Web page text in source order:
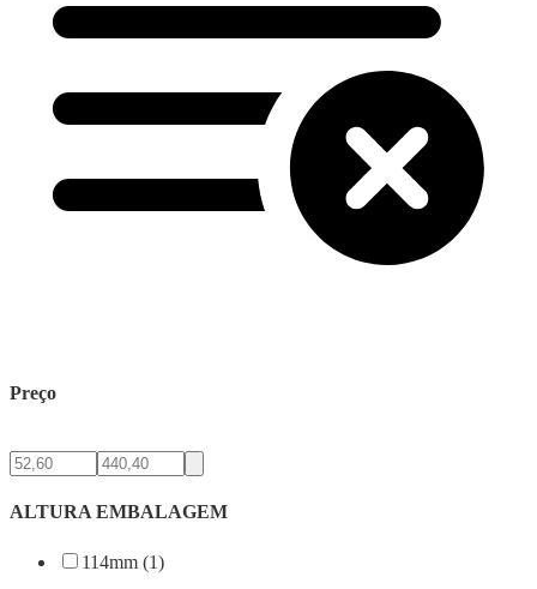
Preço
ALTURA EMBALAGEM
114mm (1)